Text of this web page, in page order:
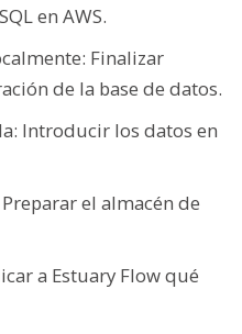
en AWS.
Finalizar
de la base de datos.
Introducir los datos en
el almacén de
a Estuary Flow qué